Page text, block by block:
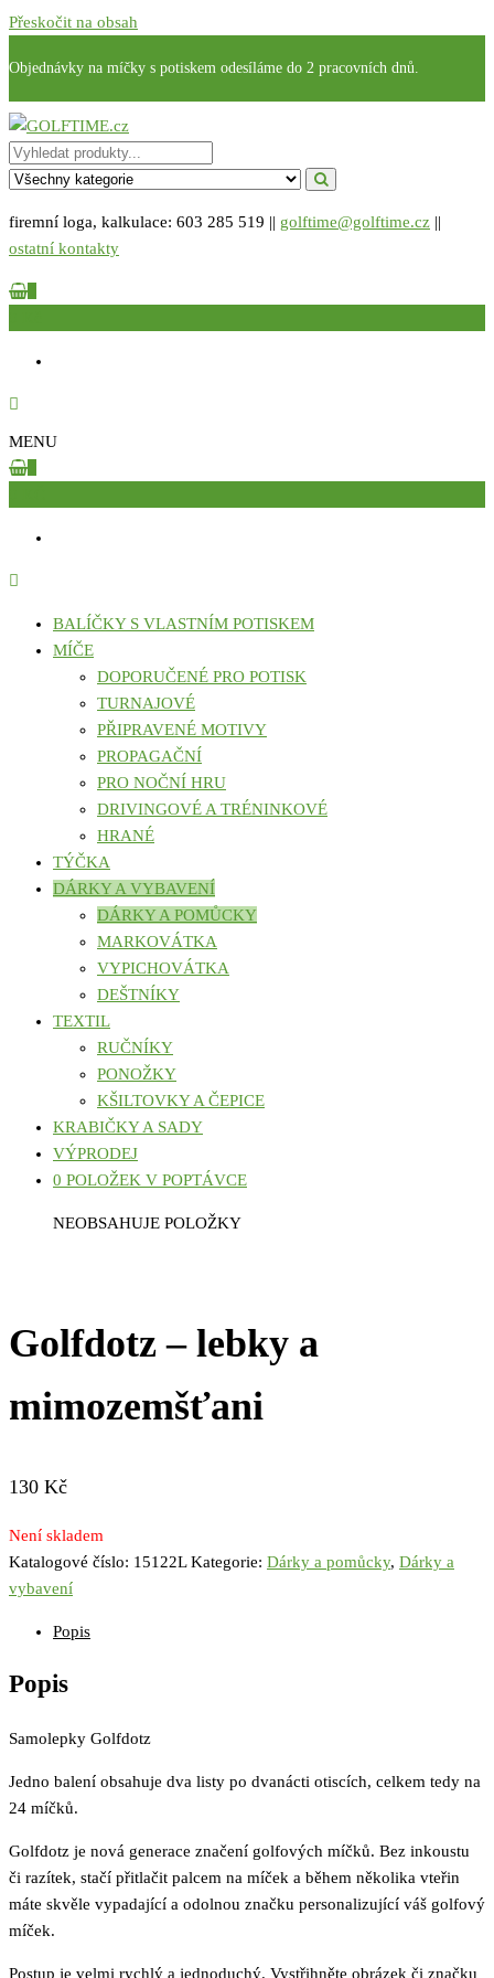
Přeskočit na obsah
Objednávky na míčky s potiskem odesíláme do 2 pracovních dnů.
GOLFTIME.cz
Golfové reklamní předměty s potiskem
firemní loga, kalkulace: 603 285 519 || golftime@golftime.cz ||
ostatní kontakty
MENU
BALÍČKY S VLASTNÍM POTISKEM
MÍČE
DOPORUČENÉ PRO POTISK
TURNAJOVÉ
PŘIPRAVENÉ MOTIVY
PROPAGAČNÍ
PRO NOČNÍ HRU
DRIVINGOVÉ A TRÉNINKOVÉ
HRANÉ
TÝČKA
DÁRKY A VYBAVENÍ
DÁRKY A POMŮCKY
MARKOVÁTKA
VYPICHOVÁTKA
DEŠTNÍKY
TEXTIL
RUČNÍKY
PONOŽKY
KŠILTOVKY A ČEPICE
KRABIČKY A SADY
VÝPRODEJ
0 POLOŽEK V POPTÁVCE
NEOBSAHUJE POLOŽKY
Golfdotz – lebky a
mimozemšťani
130 Kč
Není skladem
Katalogové číslo: 15122L Kategorie: Dárky a pomůcky, Dárky a
vybavení
Popis
Popis
Samolepky Golfdotz
Jedno balení obsahuje dva listy po dvanácti otiscích, celkem tedy na
24 míčků.
Golfdotz je nová generace značení golfových míčků. Bez inkoustu
či razítek, stačí přitlačit palcem na míček a během několika vteřin
máte skvěle vypadající a odolnou značku personalizující váš golfový
míček.
Postup je velmi rychlý a jednoduchý. Vystřihněte obrázek či značku